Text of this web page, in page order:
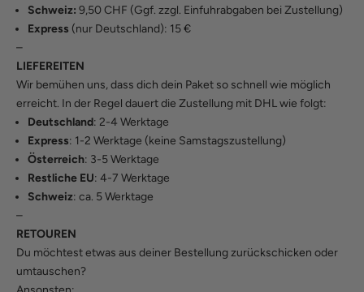
Schweiz: 9,50 CHF (Ggf. zzgl. Einfuhrabgaben bei Zustellung)
Express (nur Deutschland): 15 €
–
LIEFEREITEN
Wir bemühen uns, dass dich dein Paket so schnell wie möglich
erreicht. In der Regel dauert die Zustellung mit DHL wie folgt:
Deutschland: 2-4 Werktage
Express: 1-2 Werktage (keine Samstagszustellung)
Österreich: 3-5 Werktage
Restliche EU: 4-7 Werktage
Schweiz: ca. 5 Werktage
–
RETOUREN
Du möchtest etwas aus deiner Bestellung zurückschicken oder
umtauschen?